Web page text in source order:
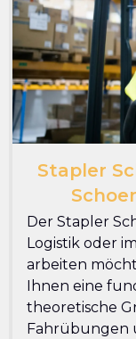
Stapler
Der Stapler
Logistik oder
arbeiten
Ihnen eine
theoretische
Fahrübungen